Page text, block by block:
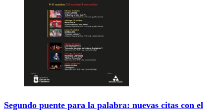
Segundo puente para la palabra: nuevas citas con el